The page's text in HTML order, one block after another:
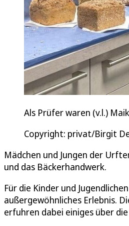
Als Prüfer waren (v.l.)
Copyright: privat/Birgit
Mädchen und Jungen der
und das Bäckerhandwerk.
Für die Kinder und
außergewöhnliches Erlebnis.
erfuhren dabei einiges über